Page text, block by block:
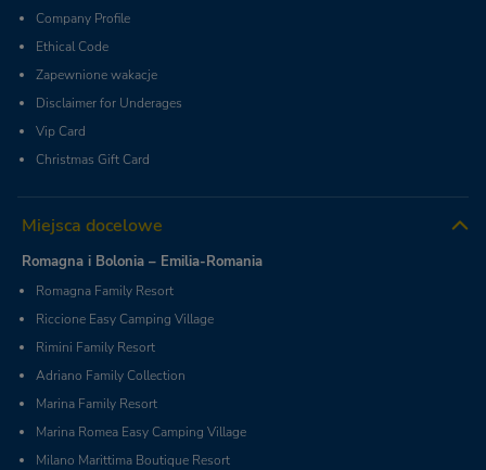
Company Profile
Ethical Code
Zapewnione wakacje
Disclaimer for Underages
Vip Card
Christmas Gift Card
Miejsca docelowe
Romagna i Bolonia – Emilia-Romania
Romagna Family Resort
Riccione Easy Camping Village
Rimini Family Resort
Adriano Family Collection
Marina Family Resort
Marina Romea Easy Camping Village
Milano Marittima Boutique Resort